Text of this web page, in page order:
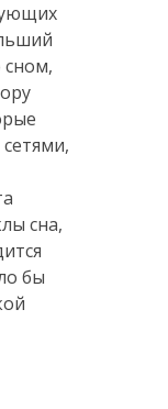
сном,
сна,
бы